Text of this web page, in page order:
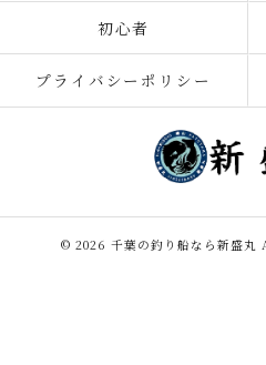
初心者
プライバシーポリシー
© 2026 千葉の釣り船なら新盛